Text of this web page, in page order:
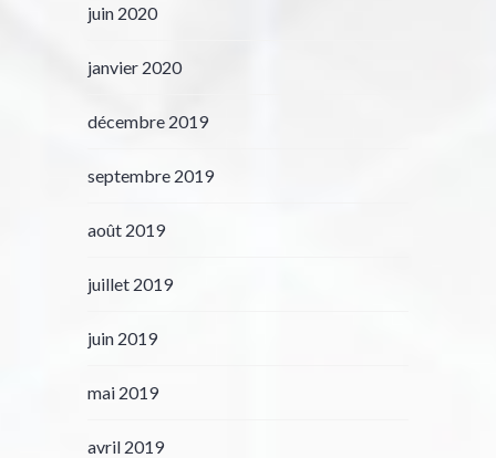
juin 2020
janvier 2020
décembre 2019
septembre 2019
août 2019
juillet 2019
juin 2019
mai 2019
avril 2019